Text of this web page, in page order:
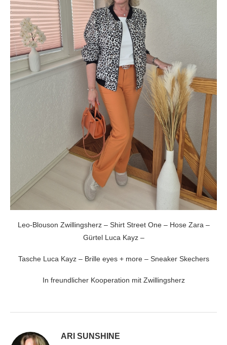
Leo-Blouson Zwillingsherz – Shirt Street One – Hose Zara –
Gürtel Luca Kayz –
Tasche Luca Kayz – Brille eyes + more – Sneaker Skechers
In freundlicher Kooperation mit Zwillingsherz
ARI SUNSHINE